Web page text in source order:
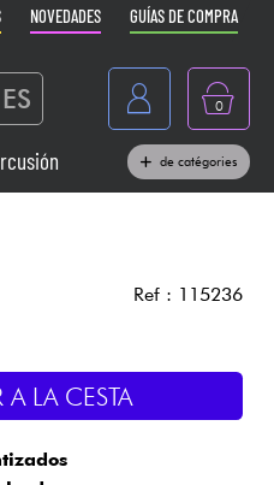
NOVEDADES GUÍAS DE COMPRA
ES 0
de catégories
Ref : 115236
A LA CESTA